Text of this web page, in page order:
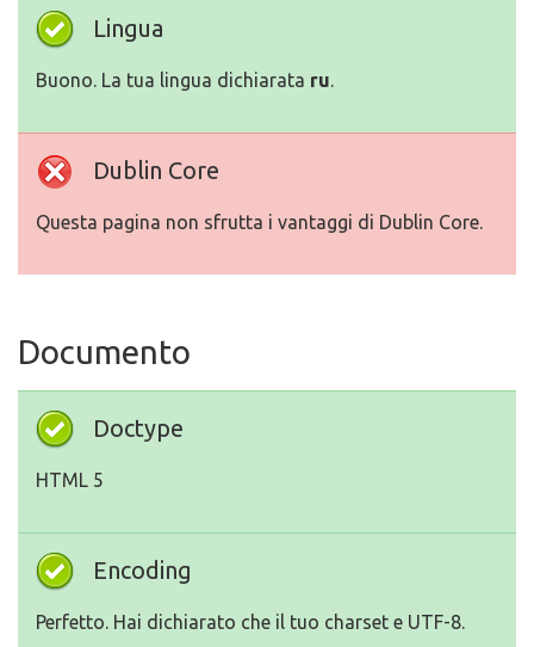
Lingua
Buono. La tua lingua dichiarata ru.
Dublin Core
Questa pagina non sfrutta i vantaggi di Dublin Core.
Documento
Doctype
HTML 5
Encoding
Perfetto. Hai dichiarato che il tuo charset e UTF-8.